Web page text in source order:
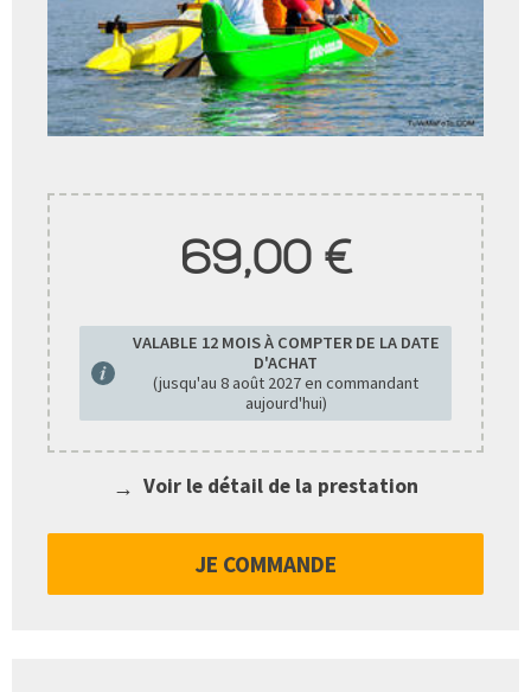
69,00 €
VALABLE 12 MOIS À COMPTER DE LA DATE
D'ACHAT
(jusqu'au 8 août 2027en commandant
aujourd'hui)
Voir le détail de la prestation
JE COMMANDE